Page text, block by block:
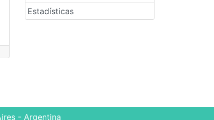
Estadísticas
- Argentina